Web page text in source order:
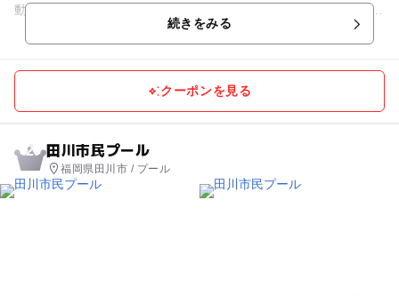
動き、鳴き声を上げる29頭の恐竜たちが集結します。 全長約2
続きをみる
クーポンを見る
2 田川市民プール
福岡県田川市 / プール